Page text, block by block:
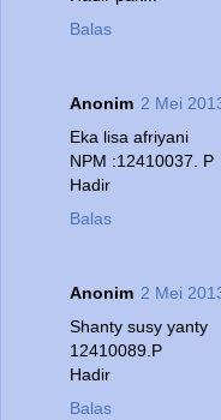
Balas
Anonim 2 Mei
Eka lisa afriyani
NPM :12410037. P
Hadir
Balas
Anonim 2 Mei
Shanty susy yanty
12410089.P
Hadir
Balas